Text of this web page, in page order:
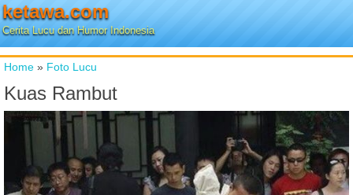
ketawa.com
Cerita Lucu dan Humor Indonesia
Home » Foto Lucu
Kuas Rambut